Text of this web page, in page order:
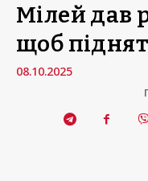
Мілей дав
щоб
08.10.2025